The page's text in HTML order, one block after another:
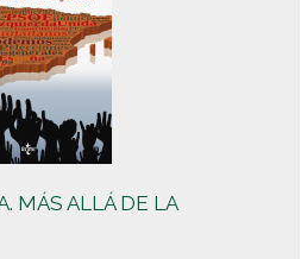
MÁS ALLÁ DE LA